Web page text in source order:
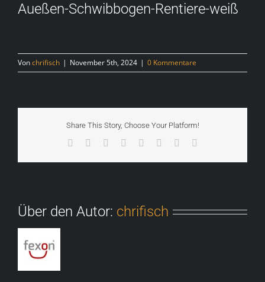
Aueßen-Schwibbogen-Rentiere-weiß
Vonchrifisch | November 5th, 2024 | 0 Kommentare
Share This Story, Choose Your Platform!
Facebook Reddit LinkedIn
TumblrPinterest
Über den Autor: chrifisch